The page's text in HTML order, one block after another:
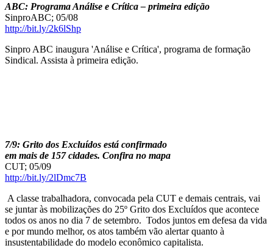
ABC: Programa Análise e Crítica – primeira edição
SinproABC; 05/08
http://bit.ly/2k6lShp
Sinpro ABC inaugura 'Análise e Crítica', programa de formação
Sindical. Assista à primeira edição.
7/9: Grito dos Excluídos está confirmado
em mais de 157 cidades. Confira no mapa
CUT; 05/09
http://bit.ly/2lDmc7B
​ A classe trabalhadora, convocada pela CUT e demais centrais, vai
se juntar às mobilizações do 25º Grito dos Excluídos que acontece
todos os anos no dia 7 de setembro. Todos juntos em defesa da vida
e por mundo melhor, os atos também vão alertar quanto à
insustentabilidade do modelo econômico capitalista.